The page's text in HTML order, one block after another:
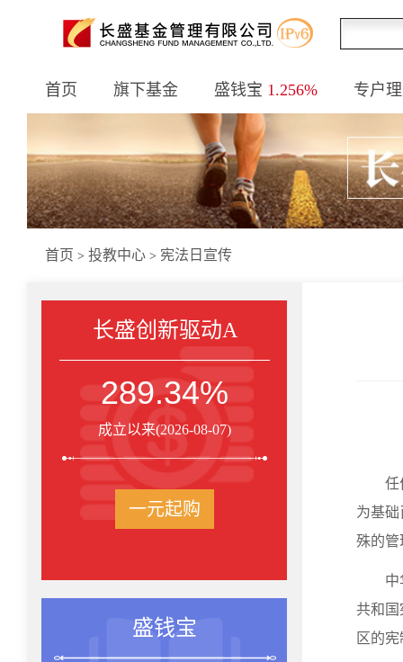
首页 旗下基金 盛钱宝 1.256% 专户
首页 > 投教中心 > 宪法日宣传
长盛创新驱动A
289.34%
成立以来(2026-08-07)
一元起购
盛钱宝
任
为基
殊的管
中
共和国
区的